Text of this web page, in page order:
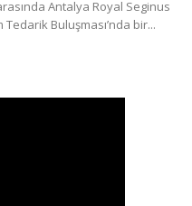
Antalya Royal Seginus
Buluşması’nda bir...